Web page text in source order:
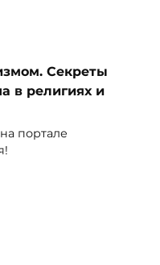
Секреты
в религиях и
портале